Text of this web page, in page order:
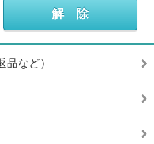
など）